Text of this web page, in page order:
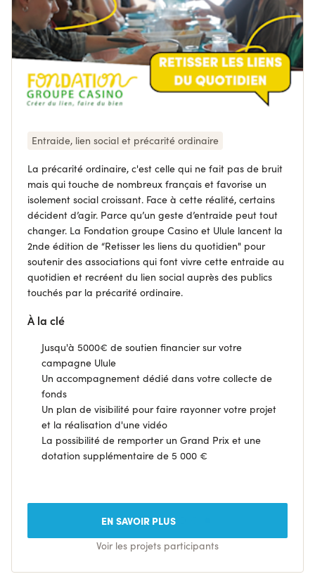
Entraide, lien social et précarité ordinaire
La précarité ordinaire, c'est celle qui ne fait pas de bruit
mais qui touche de nombreux français et favorise un
isolement social croissant. Face à cette réalité, certains
décident d’agir. Parce qu’un geste d’entraide peut tout
changer. La Fondation groupe Casino et Ulule lancent la
2nde édition de “Retisser les liens du quotidien" pour
soutenir des associations qui font vivre cette entraide au
quotidien et recréent du lien social auprès des publics
touchés par la précarité ordinaire.
À la clé
Jusqu'à 5000€ de soutien financier sur votre
campagne Ulule
Un accompagnement dédié dans votre collecte de
fonds
Un plan de visibilité pour faire rayonner votre projet
et la réalisation d'une vidéo
La possibilité de remporter un Grand Prix et une
dotation supplémentaire de 5 000 €
EN SAVOIR PLUS
Voir les projets participants